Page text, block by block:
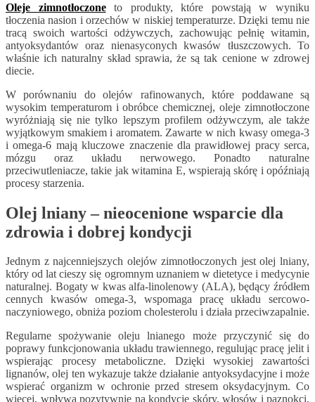
Oleje zimnotłoczoneto produkty, które powstają w wyniku
tłoczenia nasion i orzechów w niskiej temperaturze. Dzięki temu nie
tracą swoich wartości odżywczych, zachowując pełnię witamin,
antyoksydantów oraz nienasyconych kwasów tłuszczowych. To
właśnie ich naturalny skład sprawia, że są tak cenione w zdrowej
diecie.
W porównaniu do olejów rafinowanych, które poddawane są
wysokim temperaturom i obróbce chemicznej, oleje zimnotłoczone
wyróżniają się nie tylko lepszym profilem odżywczym, ale także
wyjątkowym smakiem i aromatem. Zawarte w nich kwasy omega-3
i omega-6 mają kluczowe znaczenie dla prawidłowej pracy serca,
mózgu oraz układu nerwowego. Ponadto naturalne
przeciwutleniacze, takie jak witamina E, wspierają skórę i opóźniają
procesy starzenia.
Olej lniany – nieocenione wsparcie dla
zdrowia i dobrej kondycji
Jednym z najcenniejszych olejów zimnotłoczonych jest olej lniany,
który od lat cieszy się ogromnym uznaniem w dietetyce i medycynie
naturalnej. Bogaty w kwas alfa-linolenowy (ALA), będący źródłem
cennych kwasów omega-3, wspomaga pracę układu sercowo-
naczyniowego, obniża poziom cholesterolu i działa przeciwzapalnie.
Regularne spożywanie oleju lnianego może przyczynić się do
poprawy funkcjonowania układu trawiennego, regulując pracę jelit i
wspierając procesy metaboliczne. Dzięki wysokiej zawartości
lignanów, olej ten wykazuje także działanie antyoksydacyjne i może
wspierać organizm w ochronie przed stresem oksydacyjnym. Co
więcej, wpływa pozytywnie na kondycję skóry, włosów i paznokci,